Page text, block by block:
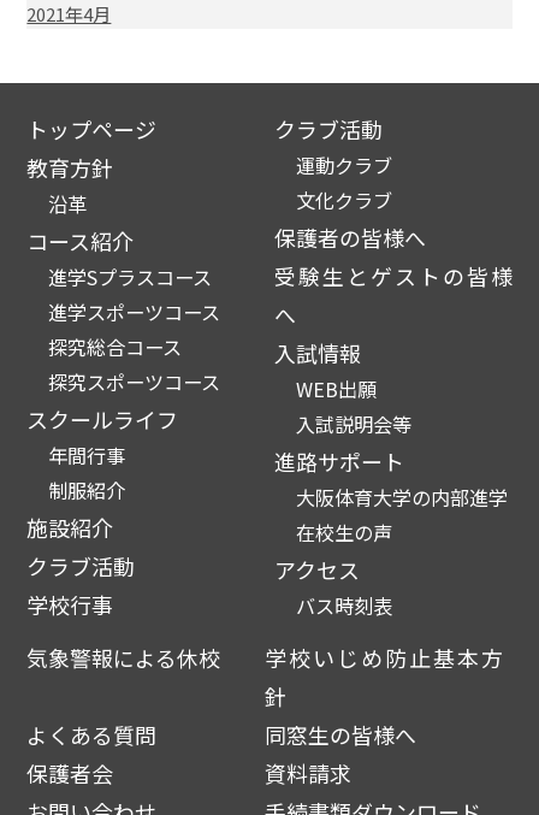
2021年4月
トップページ
教育方針
沿革
コース紹介
進学Sプラスコース
進学スポーツコース
探究総合コース
探究スポーツコース
スクールライフ
年間行事
制服紹介
施設紹介
クラブ活動
学校行事
クラブ活動
運動クラブ
文化クラブ
保護者の皆様へ
受験生とゲストの皆様
へ
入試情報
WEB出願
入試説明会等
進路サポート
大阪体育大学の内部進学
在校生の声
アクセス
バス時刻表
気象警報による休校
学校いじめ防止基本方
針
よくある質問
同窓生の皆様へ
保護者会
資料請求